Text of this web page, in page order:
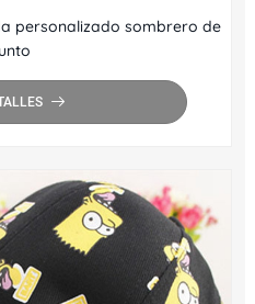
personalizado sombrero de